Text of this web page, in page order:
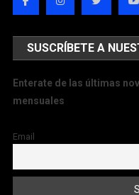
SUSCRÍBETE A
Enterate de las últimas
mensuales
Email